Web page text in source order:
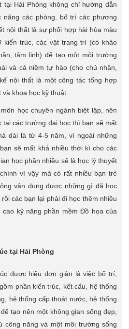
Hải Phòng không chỉ hướng dẫn
năng các phòng, bố trí các phương
nội thất là sự phối hợp hài hòa màu
kiến trúc, các vật trang trí (có khảo
tâm linh) để tạo một môi trường
và cả niềm tự hào (cho chủ nhân,
nội thất là một công tác tổng hợp
khoa học kỹ thuật.
học chuyên ngành biệt lập, nên
tại các trường đại học thì bạn sẽ mất
dài là từ 4-5 năm, vì ngoài những
sẽ mất khá nhiều thời kì cho các
học phần nhiều sẽ là học lý thuyết
vì vậy mà có rất nhiều bạn trẻ
vận dụng được những gì đã học
các bạn lại phải đi học thêm nhiều
kỹ năng phần mềm Đồ họa của
tại Hải Phòng
được hiểu đơn giản là việc bố trí,
phần kiến trúc, kết cấu, hệ thống
hệ thống cấp thoát nước, hệ thống
tạo nên một không gian sống đẹp,
công năng và một môi trường sống